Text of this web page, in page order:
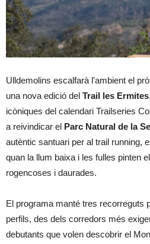
Ulldemolins escalfarà l’ambient el
una nova edició del Trail les Ermites
icòniques del calendari Trailseries
a reivindicar el Parc Natural de la
autèntic santuari per al trail running,
quan la llum baixa i les fulles pinten
rogencoses i daurades.
El programa manté tres recorreguts
perfils, des dels corredors més
debutants que volen descobrir el